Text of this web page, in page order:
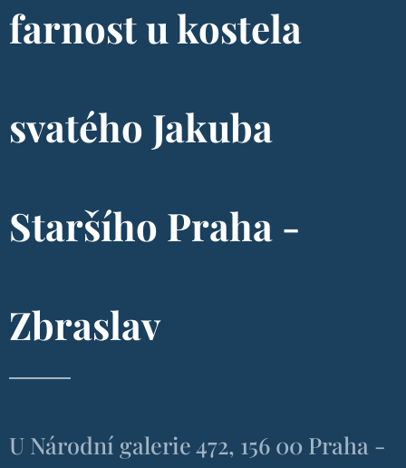
farnost u kostela
svatého Jakuba
Staršího Praha -
Zbraslav
U Národní galerie 472, 156 00 Praha -